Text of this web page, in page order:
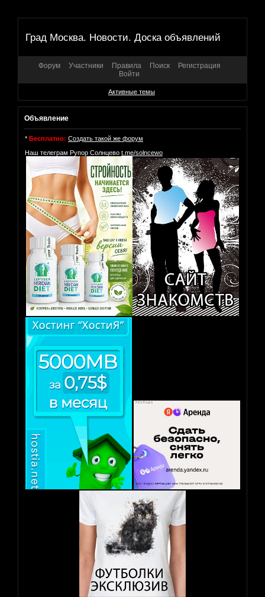
Град Москва. Новости. Доска объявлений
Форум Участники Правила Поиск
Регистрация
Войти
Активные темы
Объявление
* Бесплатно: Создать такой же форум
Наш телеграм Рупор Солнцево t.me/solncewo